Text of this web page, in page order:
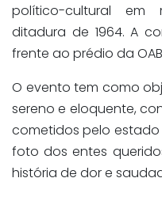
político-cultural
ditadura de 1964. A
frente ao prédio da
O evento tem como
sereno e eloquente,
cometidos pelo
foto dos entes
história de dor e